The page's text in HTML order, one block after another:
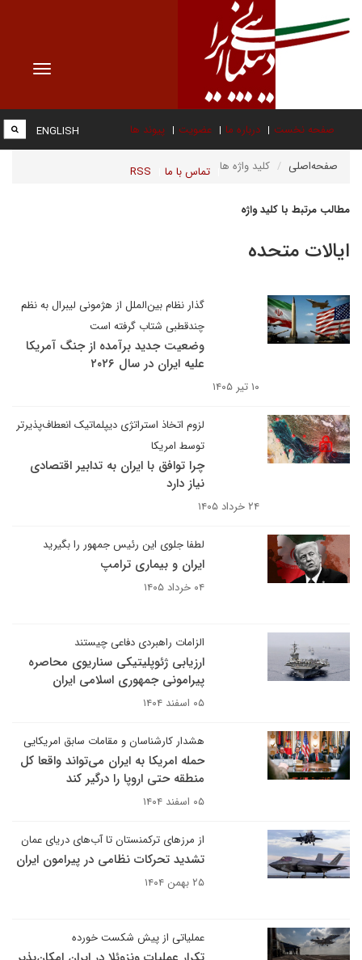
Toggle
صفحه نخست درباره ما عضویت پیوند ها
تماس با ما RSS
ENGLISH
صفحه‌اصلی کلید واژه ها
مطالب مرتبط با کلید واژه
ایالات متحده
گذار نظام بین‌الملل از هژمونی لیبرال به نظم
چندقطبی شتاب‌ گرفته است
وضعیت جدید برآمده از جنگ آمریکا
علیه ایران در سال ۲۰۲۶
۱۰ تیر ۱۴۰۵
لزوم اتخاذ استراتژی دیپلماتیک انعطاف‌پذیرتر
توسط امریکا
چرا توافق با ایران به تدابیر اقتصادی
نیاز دارد
۲۴ خرداد ۱۴۰۵
لطفا جلوی این رئیس جمهور را بگیرید
ایران و بیماری ترامپ
۰۴ خرداد ۱۴۰۵
الزامات راهبردی دفاعی چیستند
ارزیابی ژئوپلیتیکی سناریوی محاصره
پیرامونی جمهوری اسلامی ایران
۰۵ اسفند ۱۴۰۴
هشدار کارشناسان و مقامات سابق امریکایی
حمله امریکا به ایران می‌تواند واقعا کل
منطقه حتی اروپا را درگیر کند
۰۵ اسفند ۱۴۰۴
از مرزهای ترکمنستان تا آب‌های دریای عمان
تشدید تحرکات نظامی در پیرامون ایران
۲۵ بهمن ۱۴۰۴
عملیاتی از پیش شکست خورده